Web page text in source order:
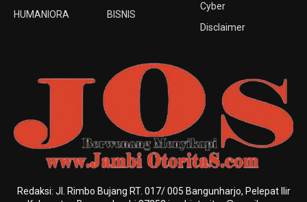
HUMANIORA
BISNIS
Cyber
Disclaimer
Redaksi: Jl. Rimbo Bujang RT. 017/ 005 Bangunharjo, Pelepat Ilir